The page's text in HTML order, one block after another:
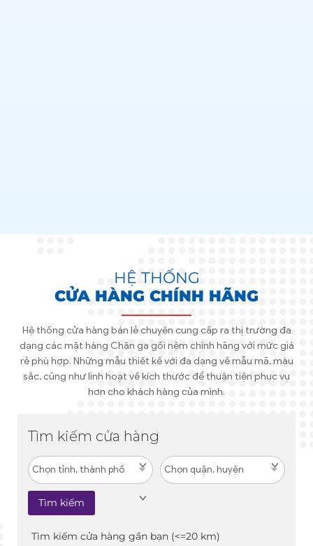
HỆ THỐNG
CỬA HÀNG CHÍNH HÃNG
Hệ thống cửa hàng bán lẻ chuyên cung cấp ra thị trường đa
dạng các mặt hàng Chăn ga gối nệm chính hãng với mức giá
rẻ phù hợp. Những mẫu thiết kế với đa dạng về mẫu mã, màu
sắc, cũng như linh hoạt về kích thước để thuận tiện phục vụ
hơn cho khách hàng của mình.
Tìm kiếm cửa hàng
Tìm kiếm cửa hàng gần bạn (<=20 km)